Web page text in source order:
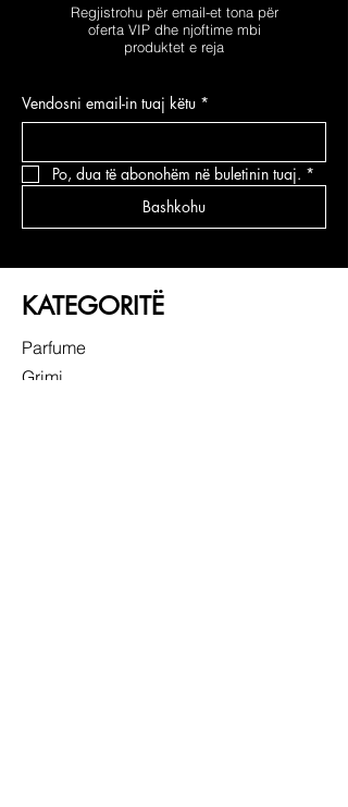
Regjistrohu për email-et tona për
oferta VIP dhe njoftime mbi
produktet e reja
Vendosni email-in tuaj këtu *
Po, dua të abonohëm në buletinin tuaj. *
Bashkohu
KATEGORITË
Parfume
Grimi